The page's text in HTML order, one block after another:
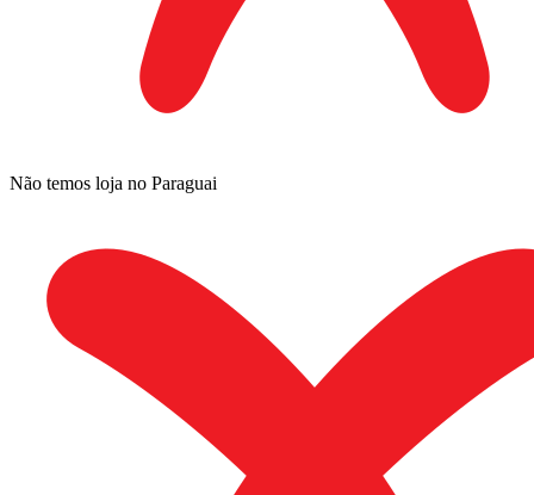
Não temos loja no Paraguai